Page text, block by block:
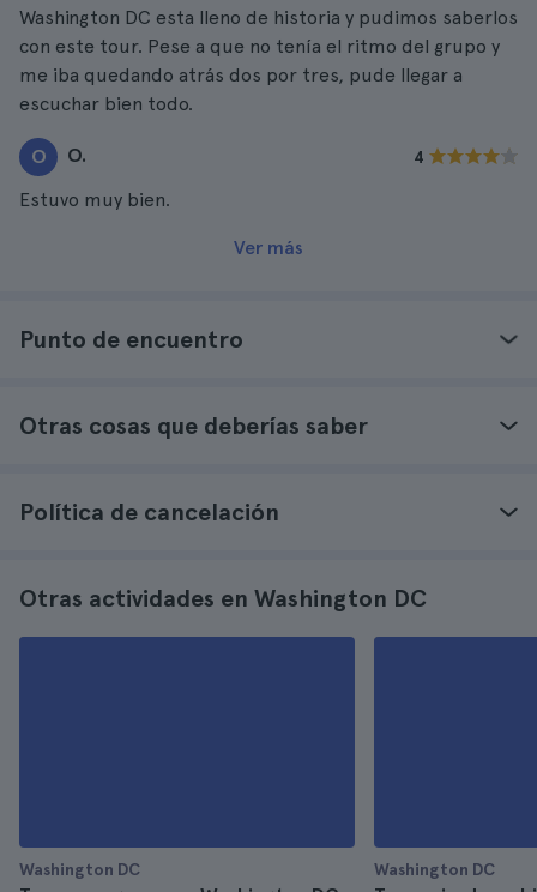
Washington DC esta lleno de historia y pudimos saberlos
con este tour. Pese a que no tenía el ritmo del grupo y
me iba quedando atrás dos por tres, pude llegar a
escuchar bien todo.
O O. 4
Estuvo muy bien.
Ver más
Punto de encuentro
Otras cosas que deberías saber
Política de cancelación
Otras actividades en Washington DC
Washington DC Washington DC